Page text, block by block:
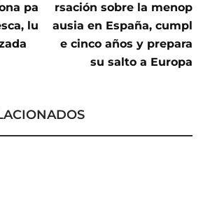
pa
lu
rsación sobre la menop
ausia en España, cumpl
e cinco años y prepara
su salto a Europa